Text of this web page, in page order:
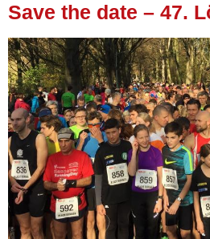
Save the date – 47.